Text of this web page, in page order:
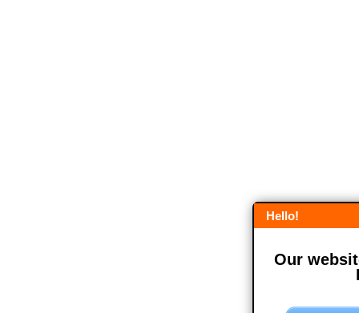
Hello!
Our